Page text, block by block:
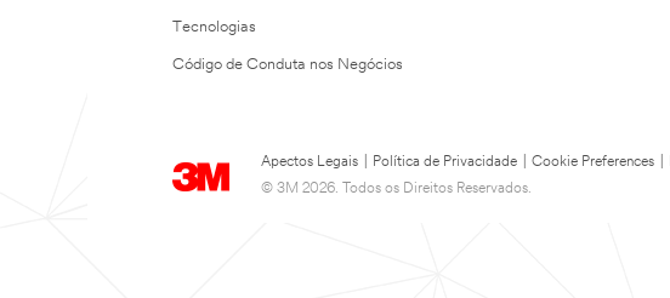
Tecnologias
Código de Conduta nos Negócios
Apectos Legais Política de Privacidade Cookie Preferences
© 3M 2026. Todos os Direitos Reservados.